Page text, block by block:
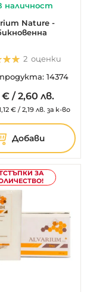
наличност
Nature -
2 оценки
14374
€ /2,60 лв.
€ /2,19 лв. за к-во
Добави
ЗА